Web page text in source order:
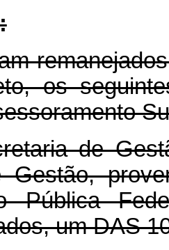
os
de
Gestão,
Pública
um DAS